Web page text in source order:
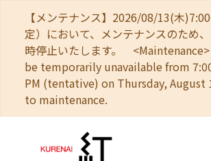
【メンテナンス】2026/08/13(木
定）において、メンテナンスのため
時停止いたします。
be temporarily unavailable from
PM (tentative) on Thursday, August
to maintenance.